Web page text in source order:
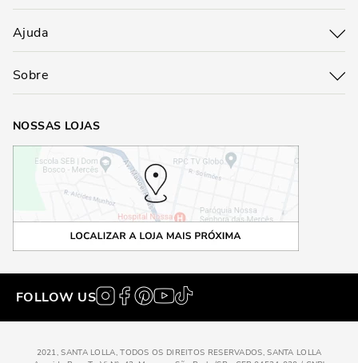
Ajuda
Sobre
NOSSAS LOJAS
FOLLOW US
2021, SANTA LOLLA, TODOS OS DIREITOS RESERVADOS, SANTA LOLLA